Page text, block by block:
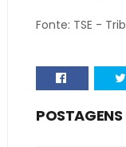
Fonte: TSE -